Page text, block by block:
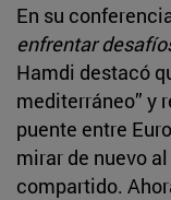
En su
enfrentar
Hamdi destacó
mediterráneo” y
puente entre
mirar de nuevo
compartido.